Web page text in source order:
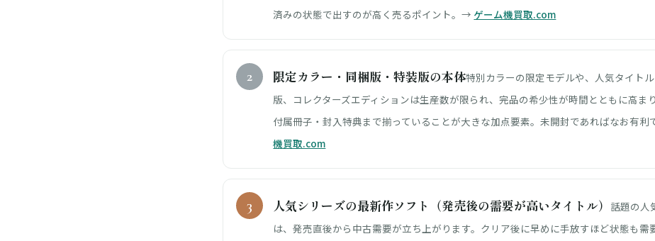
済みの状態で出すのが高く売るポイント。→ ゲーム機買取.com
限定カラー・同梱版・特装版の本体特別カラーの限定モデルや、人気タイト
版、コレクターズエディションは生産数が限られ、完品の希少性が時間とともに高ま
付属冊子・封入特典まで揃っていることが大きな加点要素。未開封であればなお有
機買取.com
人気シリーズの最新作ソフト（発売後の需要が高いタイトル） 話題の人
は、発売直後から中古需要が立ち上がります。クリア後に早めに手放すほど状態も需